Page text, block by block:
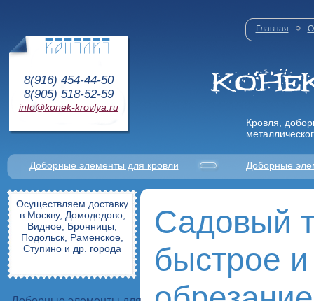
8(916) 454-44-50
8(905) 518-52-59
info@konek-krovlya.ru
Главная О
Кровля,
Доборные элементы для кровли Доборные
Осуществляем доставку
в Москву, Домодедово,
Видное, Бронницы,
Подольск, Раменское,
Ступино и др. города
Садовый
быстрое и